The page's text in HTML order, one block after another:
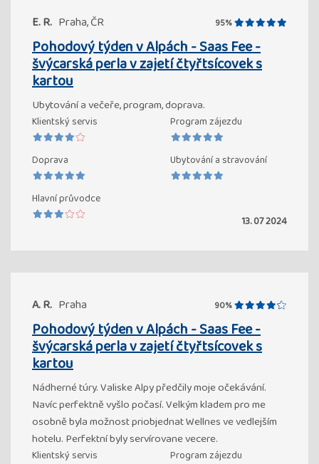
E. R. Praha, ČR 95%
Pohodový týden v Alpách - Saas Fee -
švýcarská perla v zajetí čtyřtsícovek s
kartou
Ubytování a večeře, program, doprava.
Klientský servis Program zájezdu
Doprava Ubytování a stravování
Hlavní průvodce
13. 07 2024
A. R. Praha 90%
Pohodový týden v Alpách - Saas Fee -
švýcarská perla v zajetí čtyřtsícovek s
kartou
Nádherné túry. Valiske Alpy předčily moje očekávání.
Navíc perfektně vyšlo počasí. Velkým kladem pro me
osobně byla možnost priobjednat Wellnes ve vedlejším
hotelu. Perfektní byly servírovane vecere.
Klientský servis Program zájezdu